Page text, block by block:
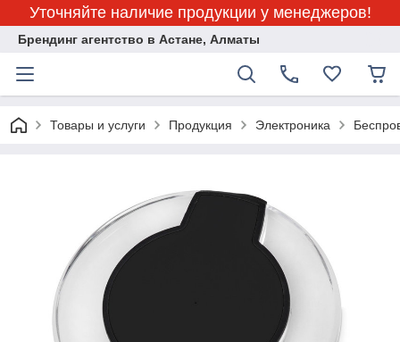
Уточняйте наличие продукции у менеджеров!
Брендинг агентство в Астане, Алматы
Товары и услуги Продукция Электроника